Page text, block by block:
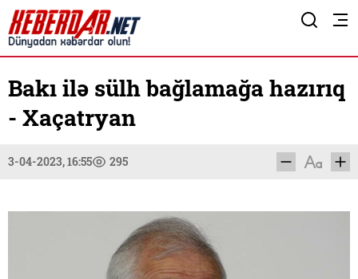
Bakı ilə sülh bağlamağa hazırıq
- Xaçatryan
3-04-2023, 16:55 295